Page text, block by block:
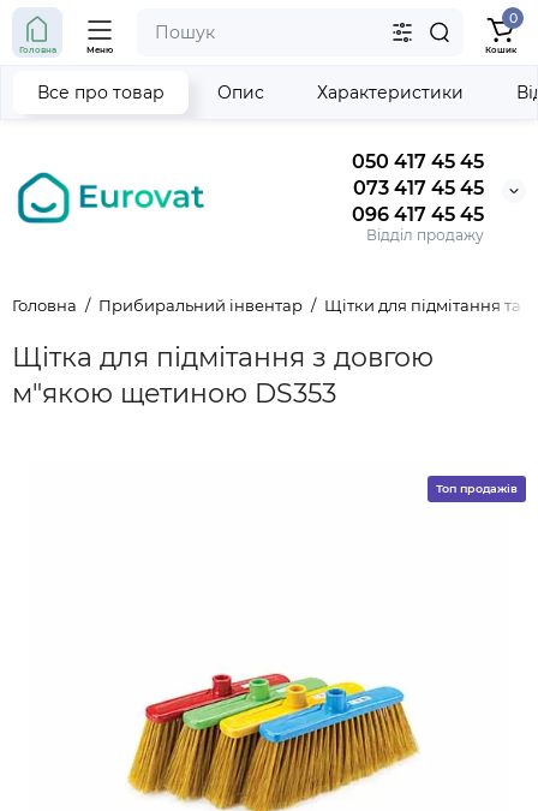
050 417 45 45
073 417 45 45
096 417 45 45
Відділ продажу
Головна Меню
0
Кошик
Головна Прибиральний інвентар Щітки для підмітання та
Щітка для підмітання з довгою
м"якою щетиною DS353
Все про товар Опис Характеристики
Топ продажів